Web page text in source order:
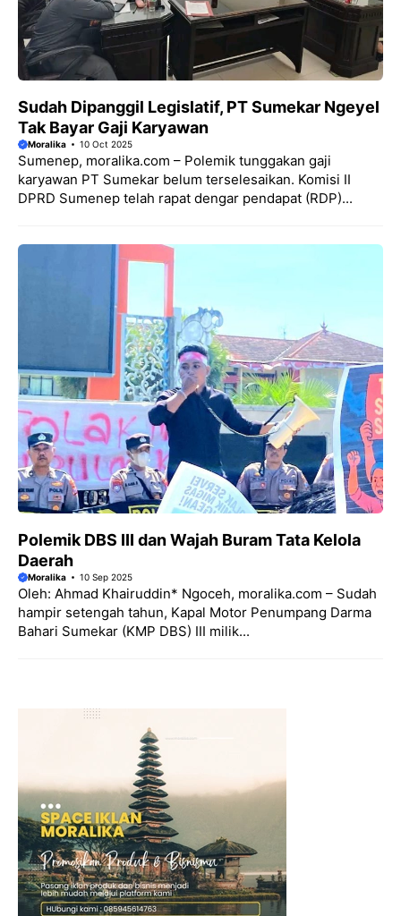
Sudah Dipanggil Legislatif, PT Sumekar Ngeyel
Tak Bayar Gaji Karyawan
Moralika 10 Oct 2025
Sumenep, moralika.com – Polemik tunggakan gaji
karyawan PT Sumekar belum terselesaikan. Komisi II
DPRD Sumenep telah rapat dengar pendapat (RDP)...
Polemik DBS III dan Wajah Buram Tata Kelola
Daerah
Moralika 10 Sep 2025
Oleh: Ahmad Khairuddin* Ngoceh, moralika.com – Sudah
hampir setengah tahun, Kapal Motor Penumpang Darma
Bahari Sumekar (KMP DBS) III milik...